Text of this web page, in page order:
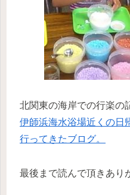
北関東の海岸での行楽の
伊師浜海水浴場近くの日
行ってきたブログ。
最後まで読んで頂きあり